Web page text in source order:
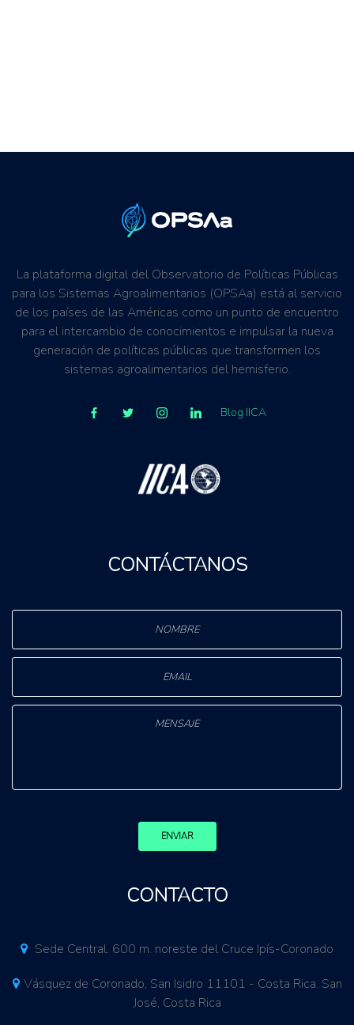
La plataforma digital del Observatorio de Políticas Públicas
para los Sistemas Agroalimentarios (OPSAa) está al servicio
de los países de las Américas como un punto de encuentro
para el intercambio de conocimientos e impulsar la nueva
generación de políticas públicas que transformen los
sistemas agroalimentarios del hemisferio.
Blog IICA
CONTÁCTANOS
ENVIAR
CONTACTO
Sede Central. 600 m. noreste del Cruce Ipís-Coronado
Vásquez de Coronado, San Isidro 11101 - Costa Rica. San
José, Costa Rica